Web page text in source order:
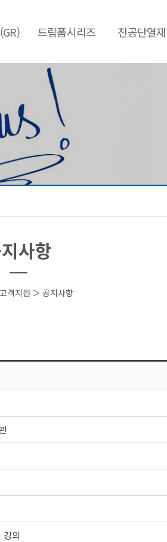
드림폼시리즈 진공단열
사항
고객지원 ＞ 공지사항
의